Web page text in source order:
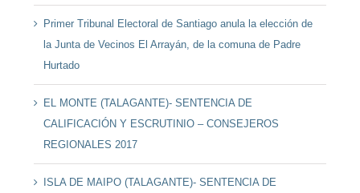
Primer Tribunal Electoral de Santiago anula la elección de
la Junta de Vecinos El Arrayán, de la comuna de Padre
Hurtado
EL MONTE (TALAGANTE)- SENTENCIA DE
CALIFICACIÓN Y ESCRUTINIO – CONSEJEROS
REGIONALES 2017
ISLA DE MAIPO (TALAGANTE)- SENTENCIA DE